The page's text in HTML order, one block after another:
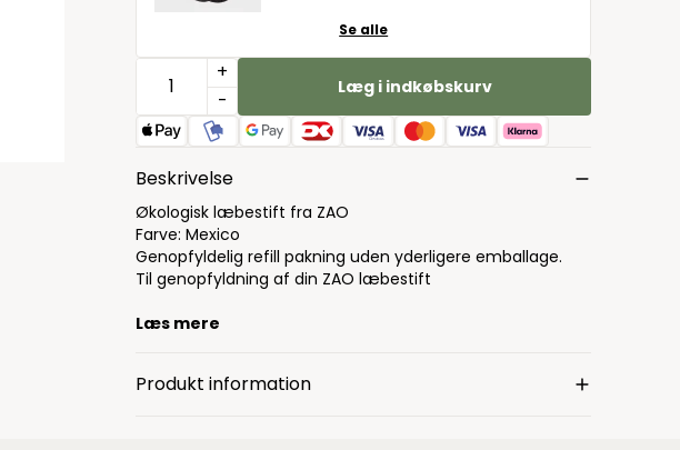
Se alle
+
-
Læg i indkøbskurv
Beskrivelse
Økologisk læbestift fra ZAO
Farve: Mexico
Genopfyldelig refill pakning uden yderligere emballage.
Til genopfyldning af din ZAO læbestift
Læs mere
Produkt information